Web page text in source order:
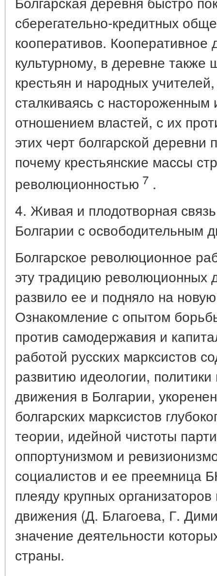
сберегательно-кредитных
кооперативов.
культурному, в деревне
крестьян и народных
сталкиваясь с
отношением властей, с их
этих черт болгарской деревни
почему крестьянские массы
революционностью 7 .
4. Живая и плодотворная
Болгарии с освободительным
Болгарское революционное
эту традицию революционных
развило ее и подняло на
Ознакомление с опытом
против самодержавия и
работой русских марксистов
развитию идеологии,
движения в Болгарии,
болгарских марксистов
теории, идейной чистоты
оппортунизмом и
социалистов и ее преемница
плеяду крупных
движения (Д. Благоева, Г.
значение деятельности
страны.